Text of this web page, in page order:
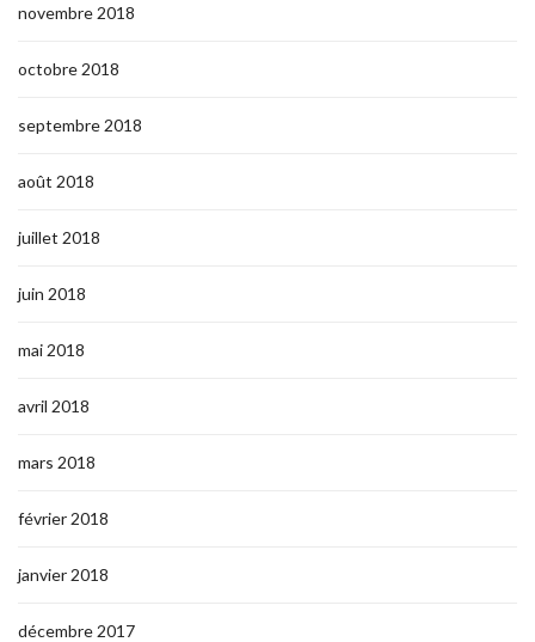
novembre 2018
octobre 2018
septembre 2018
août 2018
juillet 2018
juin 2018
mai 2018
avril 2018
mars 2018
février 2018
janvier 2018
décembre 2017